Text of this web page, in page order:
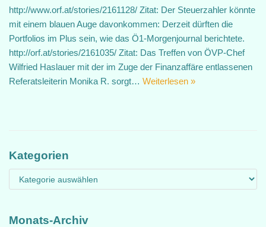
http://www.orf.at/stories/2161128/ Zitat: Der Steuerzahler könnte
mit einem blauen Auge davonkommen: Derzeit dürften die
Portfolios im Plus sein, wie das Ö1-Morgenjournal berichtete.
http://orf.at/stories/2161035/ Zitat: Das Treffen von ÖVP-Chef
Wilfried Haslauer mit der im Zuge der Finanzaffäre entlassenen
Referatsleiterin Monika R. sorgt… Weiterlesen »
Kategorien
Monats-Archiv